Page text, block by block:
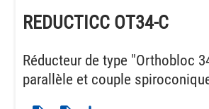
REDUCTICC OT34-C
Réducteur de type "Orthobloc
parallèle et couple